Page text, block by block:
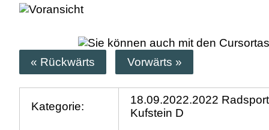
« Rückwärts Vorwärts »
Kategorie:
18.09.2022.2022
Kufstein D